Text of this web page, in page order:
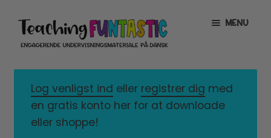
Spring
navigation
Spring
indhold
MENU
EXPAND
CHILD
MENU
MIN KONTO
GRATISMATERIALE
Log venligst ind eller registrer dig med
en gratis konto her for at downloade
eller shoppe!